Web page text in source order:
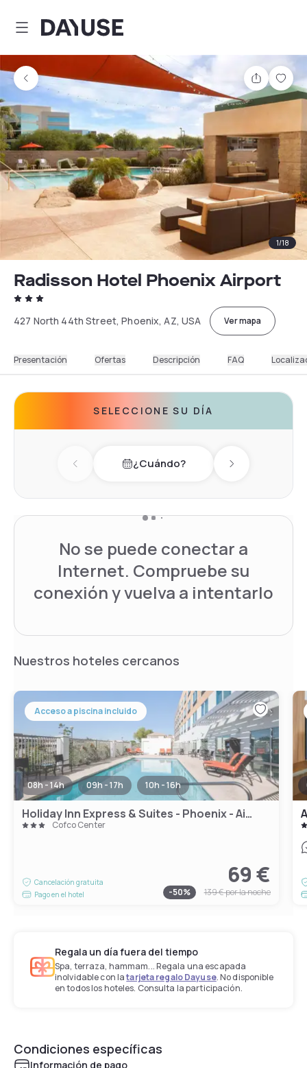
Dayuse
1/18
Radisson Hotel Phoenix Airport
427 North 44th Street, Phoenix, AZ, USA Ver mapa
Presentación Ofertas Descripción FAQ
SELECCIONE SU DÍA
Previous day¿Cuándo? Next day
No se puede conectar a
Internet. Compruebe su
conexión y vuelva a intentarlo
Nuestros hoteles cercanos
Acceso a piscina incluido
08h - 14h 09h - 17h 10h - 16h
Holiday Inn Express & Suites - Phoenix - Airport North
Cofco Center
Cancelación gratuita
Pago en el hotel
69 €
-50% 139 €por la noche
Regala un día fuera del tiempo
Spa, terraza, hammam... Regala una escapada
inolvidable con latarjeta regalo Dayuse. No disponible
en todos los hoteles. Consulta la participación.
Condiciones específicas
Información de pago